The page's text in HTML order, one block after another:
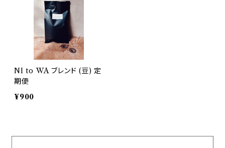
NI to WA ブレンド (豆) 定
期便
¥900